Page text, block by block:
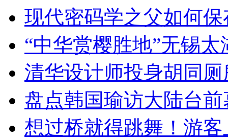
现代密码学之父如何
“中华赏樱胜地”无锡
清华设计师投身胡同
盘点韩国瑜访大陆台
想过桥就得跳舞！游客